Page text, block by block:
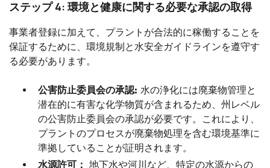
ステップ 4: 環境と健康に関する必要な承認の取得
事業者登録に加えて、プラントが合法的に稼働することを
保証するために、環境規制と水安全ガイドラインを遵守す
る必要があります。
公害防止委員会の承認: 水の浄化には廃棄物管理と
潜在的に有害な化学物質が含まれるため、州レベル
の公害防止委員会の承認が必要です。これにより、
プラントのプロセスが廃棄物処理を含む環境基準に
準拠していることが証明されます。
水源許可： 地下水や河川など、特定の水源からの